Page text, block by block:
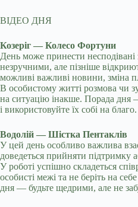
ВІДЕО ДНЯ
Козеріг — Колесо Фортуни
День може принести несподівані
незручними, але пізніше
можливі важливі новини, зміна
В особистому житті розмова чи
на ситуацію інакше. Порада дня
і використовуйте їх собі на благо.
Водолій — Шістка Пентаклів
У цей день особливо важлива
доведеться прийняти підтримку
У роботі успішно складеться
особисті межі та не беріть на
дня — будьте щедрими, але не